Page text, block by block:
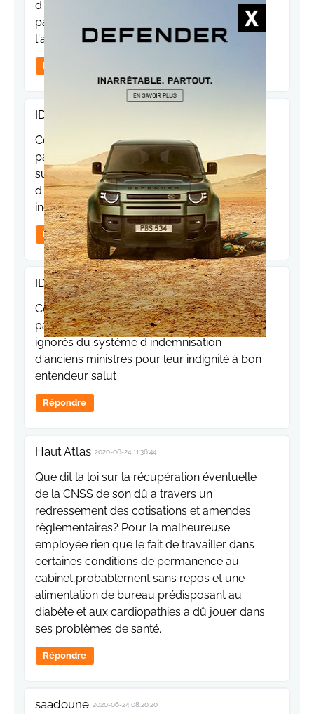
d'incompatibilités n'est approprié pour un
pays qui affiche son ambition d'aller vers
l'avant. Plus que scandaleux, c'est honteux.
Répondre
IDRISSI
Ces 2 énergumènes doivent disparaître du
paysage politique du royaume et être
surtout ignorés du "fameux" système
d'indemnisation d'anciens ministres pour leur
indignité. A bon entendeur salut
Répondre
IDRISSI 2020-06-24 15:42:55
Ces 2 énergumènes doivent disparaître du
paysage politique du royaume et psurtout
ignorés du système d indemnisation
d'anciens ministres pour leur indignité à bon
entendeur salut
Répondre
Haut Atlas 2020-06-24 11:36:44
Que dit la loi sur la récupération éventuelle
de la CNSS de son dû a travers un
redressement des cotisations et amendes
règlementaires? Pour la malheureuse
employée rien que le fait de travailler dans
certaines conditions de permanence au
cabinet,probablement sans repos et une
alimentation de bureau prédisposant au
diabète et aux cardiopathies a dû jouer dans
ses problèmes de santé.
Répondre
saadoune 2020-06-24 08:20:20